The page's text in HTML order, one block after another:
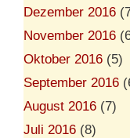
Dezember 2016
November 2016
Oktober 2016 (5)
September 2016
August 2016 (7)
Juli 2016 (8)